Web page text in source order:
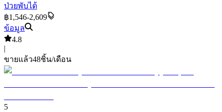
ป่วยพับได้
฿1,546-2,609
ข้อมูล
4.8
|
ขายแล้ว48ชิ้น/เดือน
5